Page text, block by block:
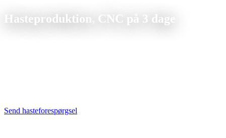
Hasteproduktion, CNC på 3 dage
Send hasteforespørgsel